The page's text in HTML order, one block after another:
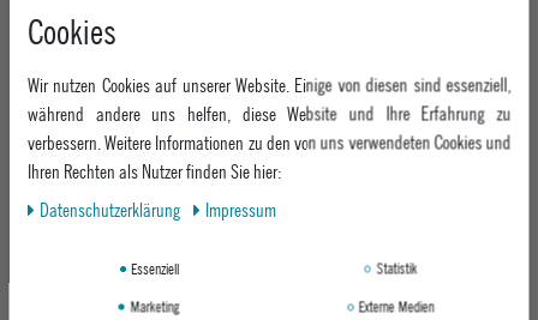
Die Zehenhaken befinden sich an den Zehen am Vorderfuß jedes Boots und
halten die Zehen sicher in der Step On Bindung. Das Zweikomponenten-Design
gewährleistet maximale Haltbarkeit für den mehrjährigen Einsatz und einfache
Bedienung. Übe nach dem Einrasten in den Fersenverbindungspunkt Druck
auf beide Zehenhaken aus, bis du zwei Klicks hörst. Die Verriegelung ist sicher
eingerastet und du bist fahrbereit.
Cookies
Wir nutzen Cookies auf unserer Website. Einige von diesen sind essenziell,
während andere uns helfen, diese Website und Ihre Erfahrung zu
verbessern. Weitere Informationen zu den von uns verwendeten Cookies und
Ihren Rechten als Nutzer finden Sie hier:
Daten­schutz­erklärung
Impressum
Essenziell
Statistik
Marketing
Externe Medien